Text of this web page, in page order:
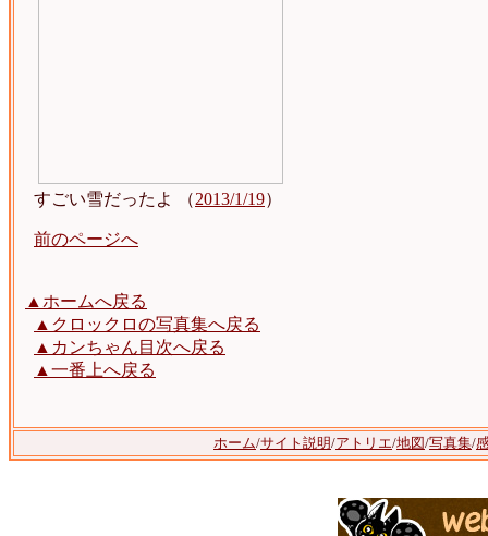
すごい雪だったよ （2013/1/19）
前のページへ
▲ホームへ戻る
▲クロックロの写真集へ戻る
▲カンちゃん目次へ戻る
▲一番上へ戻る
ホーム/サイト説明/アトリエ/地図/写真集/